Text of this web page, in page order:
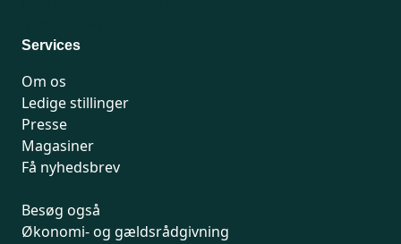
Services
Om os
Ledige stillinger
Presse
Magasiner
Få nyhedsbrev
Besøg også
Økonomi- og gældsrådgivning